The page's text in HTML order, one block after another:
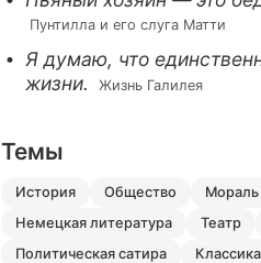
Пунтилла и его слуга Матти
Я думаю, что
жизни.
Жизнь Галилея
Темы
история общество мораль
немецкая литература
театр
политическая сатира
классика